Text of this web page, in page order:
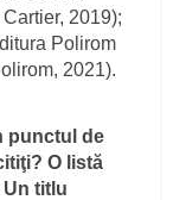
2019);
Polirom
2021).
punctul de
O listă
titlu